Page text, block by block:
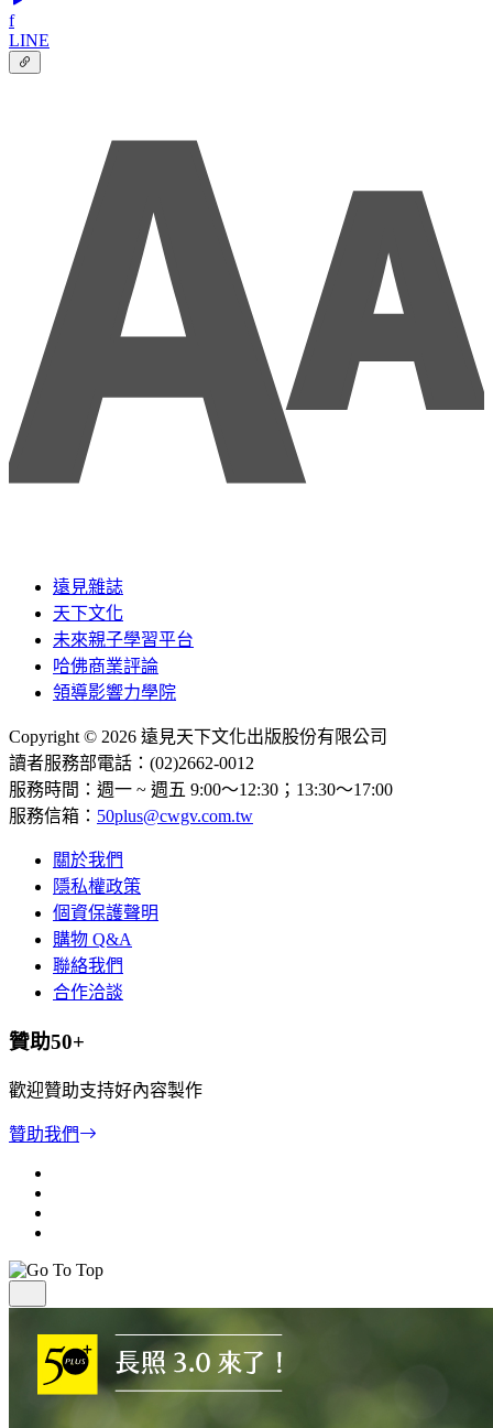
f
LINE
遠見雜誌
天下文化
未來親子學習平台
哈佛商業評論
領導影響力學院
Copyright © 2026 遠見天下文化出版股份有限公司
讀者服務部電話：(02)2662-0012
服務時間：週一 ~ 週五 9:00～12:30；13:30～17:00
服務信箱： 50plus@cwgv.com.tw
關於我們
隱私權政策
個資保護聲明
購物 Q&A
聯絡我們
合作洽談
贊助50+
歡迎贊助支持好內容製作
贊助我們